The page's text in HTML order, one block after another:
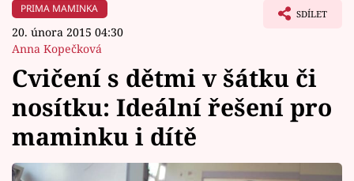
Módní alarm
Zrádci
Témata
Celebrity
PRIMA MAMINKA
20. února 2015 04:30
Anna Kopečková
SDÍLET
Cvičení s dětmi v šátku či
nosítku: Ideální řešení pro
maminku i dítě